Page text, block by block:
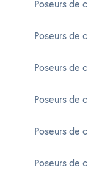
Poseurs de
Poseurs de
Poseurs de
Poseurs de
Poseurs de
Poseurs de